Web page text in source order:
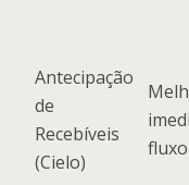
Antecipação
de
Recebíveis
(Cielo)